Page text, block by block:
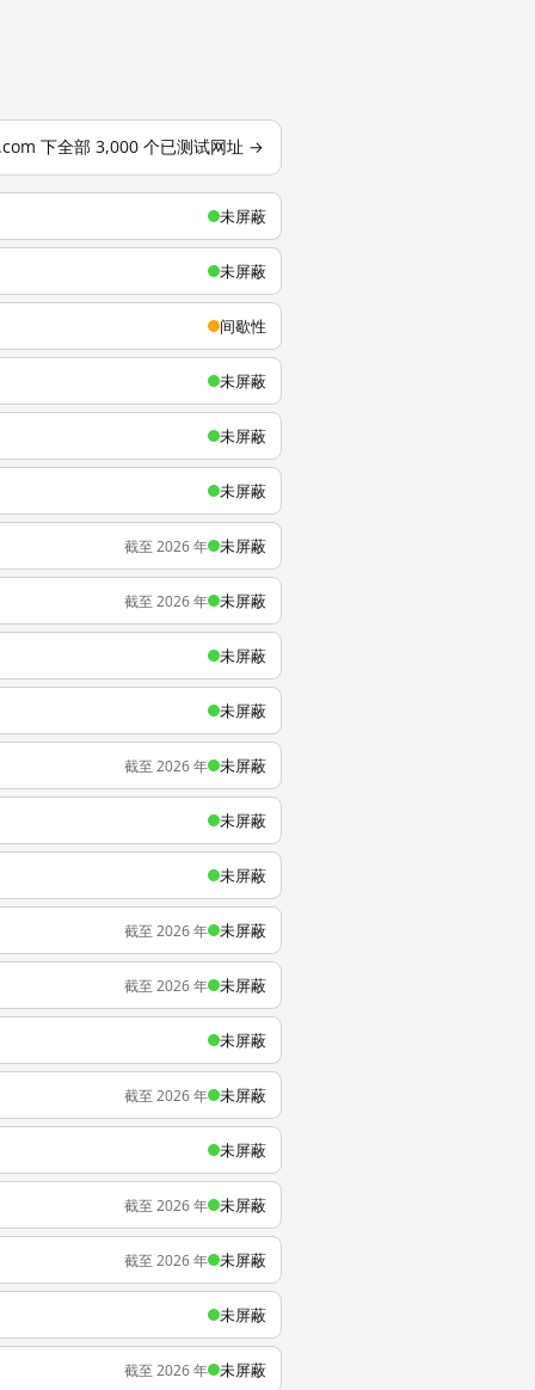
下全部 3,000 个已测试网址 →
未屏蔽
未屏蔽
间歇性
未屏蔽
未屏蔽
未屏蔽
截至 2026 年 未屏蔽
截至 2026 年 未屏蔽
未屏蔽
未屏蔽
截至 2026 年 未屏蔽
未屏蔽
未屏蔽
截至 2026 年 未屏蔽
截至 2026 年 未屏蔽
未屏蔽
截至 2026 年 未屏蔽
未屏蔽
截至 2026 年 未屏蔽
截至 2026 年 未屏蔽
未屏蔽
截至 2026 年 未屏蔽